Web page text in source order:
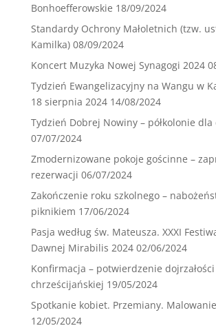
Bonhoefferowskie 18/09/2024
Standardy Ochrony Małoletnich (tzw.
Kamilka) 08/09/2024
Koncert Muzyka Nowej Synagogi 2024
Tydzień Ewangelizacyjny na Wangu w
18 sierpnia 2024 14/08/2024
Tydzień Dobrej Nowiny – półkolonie dla
07/07/2024
Zmodernizowane pokoje gościnne –
rezerwacji 06/07/2024
Zakończenie roku szkolnego –
piknikiem 17/06/2024
Pasja według św. Mateusza. XXXI
Dawnej Mirabilis 2024 02/06/2024
Konfirmacja – potwierdzenie dojrzałości
chrześcijańskiej 19/05/2024
Spotkanie kobiet. Przemiany.
12/05/2024